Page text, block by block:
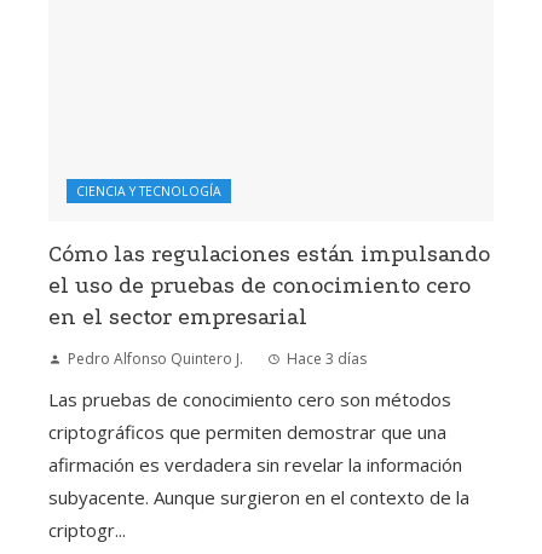
CIENCIA Y TECNOLOGÍA
Cómo las regulaciones están impulsando
el uso de pruebas de conocimiento cero
en el sector empresarial
Pedro Alfonso Quintero J. Hace 3 días
Las pruebas de conocimiento cero son métodos
criptográficos que permiten demostrar que una
afirmación es verdadera sin revelar la información
subyacente. Aunque surgieron en el contexto de la
criptogr...